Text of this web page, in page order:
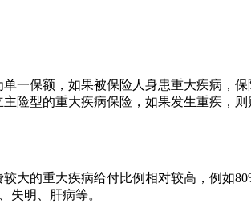
一保额，如果被保险人身患重大疾病，
险型的重大疾病保险，如果发生重疾，
大的重大疾病给付比例相对较高，例如
失明、肝病等。